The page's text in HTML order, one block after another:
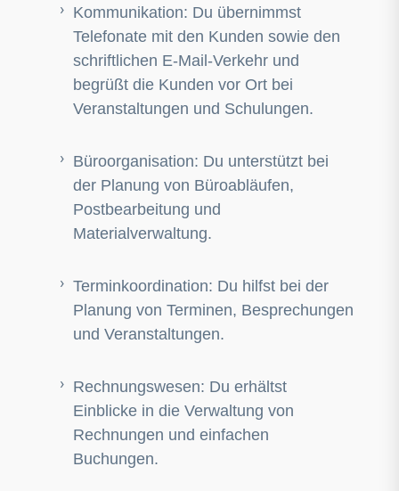
Kommunikation: Du übernimmst
Telefonate mit den Kunden sowie den
schriftlichen E-Mail-Verkehr und
begrüßt die Kunden vor Ort bei
Veranstaltungen und Schulungen.
Büroorganisation: Du unterstützt bei
der Planung von Büroabläufen,
Postbearbeitung und
Materialverwaltung.
Terminkoordination: Du hilfst bei der
Planung von Terminen, Besprechungen
und Veranstaltungen.
Rechnungswesen: Du erhältst
Einblicke in die Verwaltung von
Rechnungen und einfachen
Buchungen.